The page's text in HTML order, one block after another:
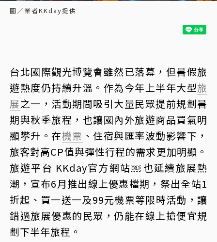
圖／業者KKday提供
台北國際觀光博覽會雖然已落幕，但暑假旅
遊熱度仍持續升溫。作為今年上半年大型旅
展之一，活動期間吸引大量民眾提前規劃暑
期與秋季旅程，也讓國內外旅遊商品買氣明
顯攀升。在機票 、住宿與匯率波動影響下，
旅客對高CP值與彈性行程的需求更加明顯。
旅遊平台 KKday官方網站￼ 也延續旅展熱
潮，宣布6月推出線上優惠檔期，祭出全站1
折起、買一送一及99元機票等限時活動，讓
錯過旅展優惠的民眾，仍能在線上搶便宜規
劃下半年旅程。